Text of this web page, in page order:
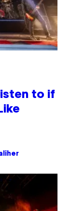
to if